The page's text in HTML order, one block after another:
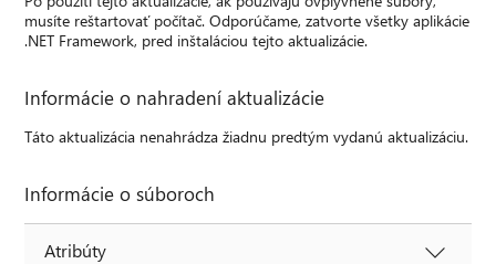
musíte reštartovať počítač. Odporúčame, zatvorte všetky aplikácie
.NET Framework, pred inštaláciou tejto aktualizácie.
Informácie o nahradení aktualizácie
Táto aktualizácia nenahrádza žiadnu predtým vydanú aktualizáciu.
Informácie o súboroch
Atribúty